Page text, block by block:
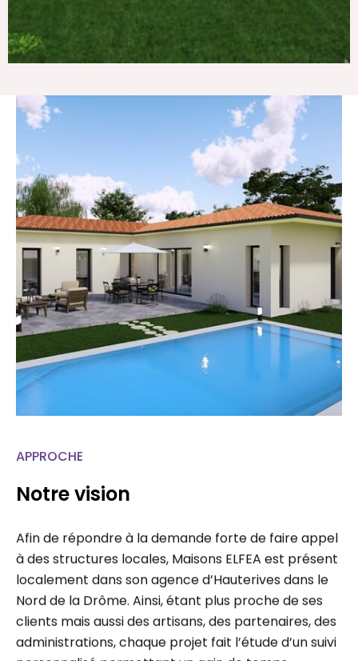
APPROCHE
Notre vision
à des structures locales, Maisons ELFEA est présent
localement dans son agence d’Hauterives dans le
Nord de la Drôme. Ainsi, étant plus proche de ses
clients mais aussi des artisans, des partenaires, des
administrations, chaque projet fait l’étude d’un suivi
personnalisé permettant un gain de temps…